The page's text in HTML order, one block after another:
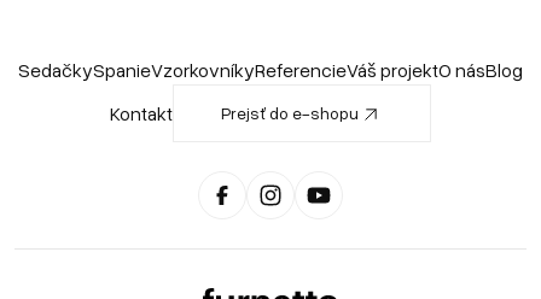
SedačkySpanieVzorkovníkyReferencieVáš projektO násBlog
Kontakt
Prejsť do e-shopu